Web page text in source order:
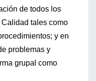
de todos los
tales como
y en
problemas y
grupal como